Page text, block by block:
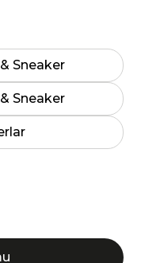
Sneaker
Sneaker